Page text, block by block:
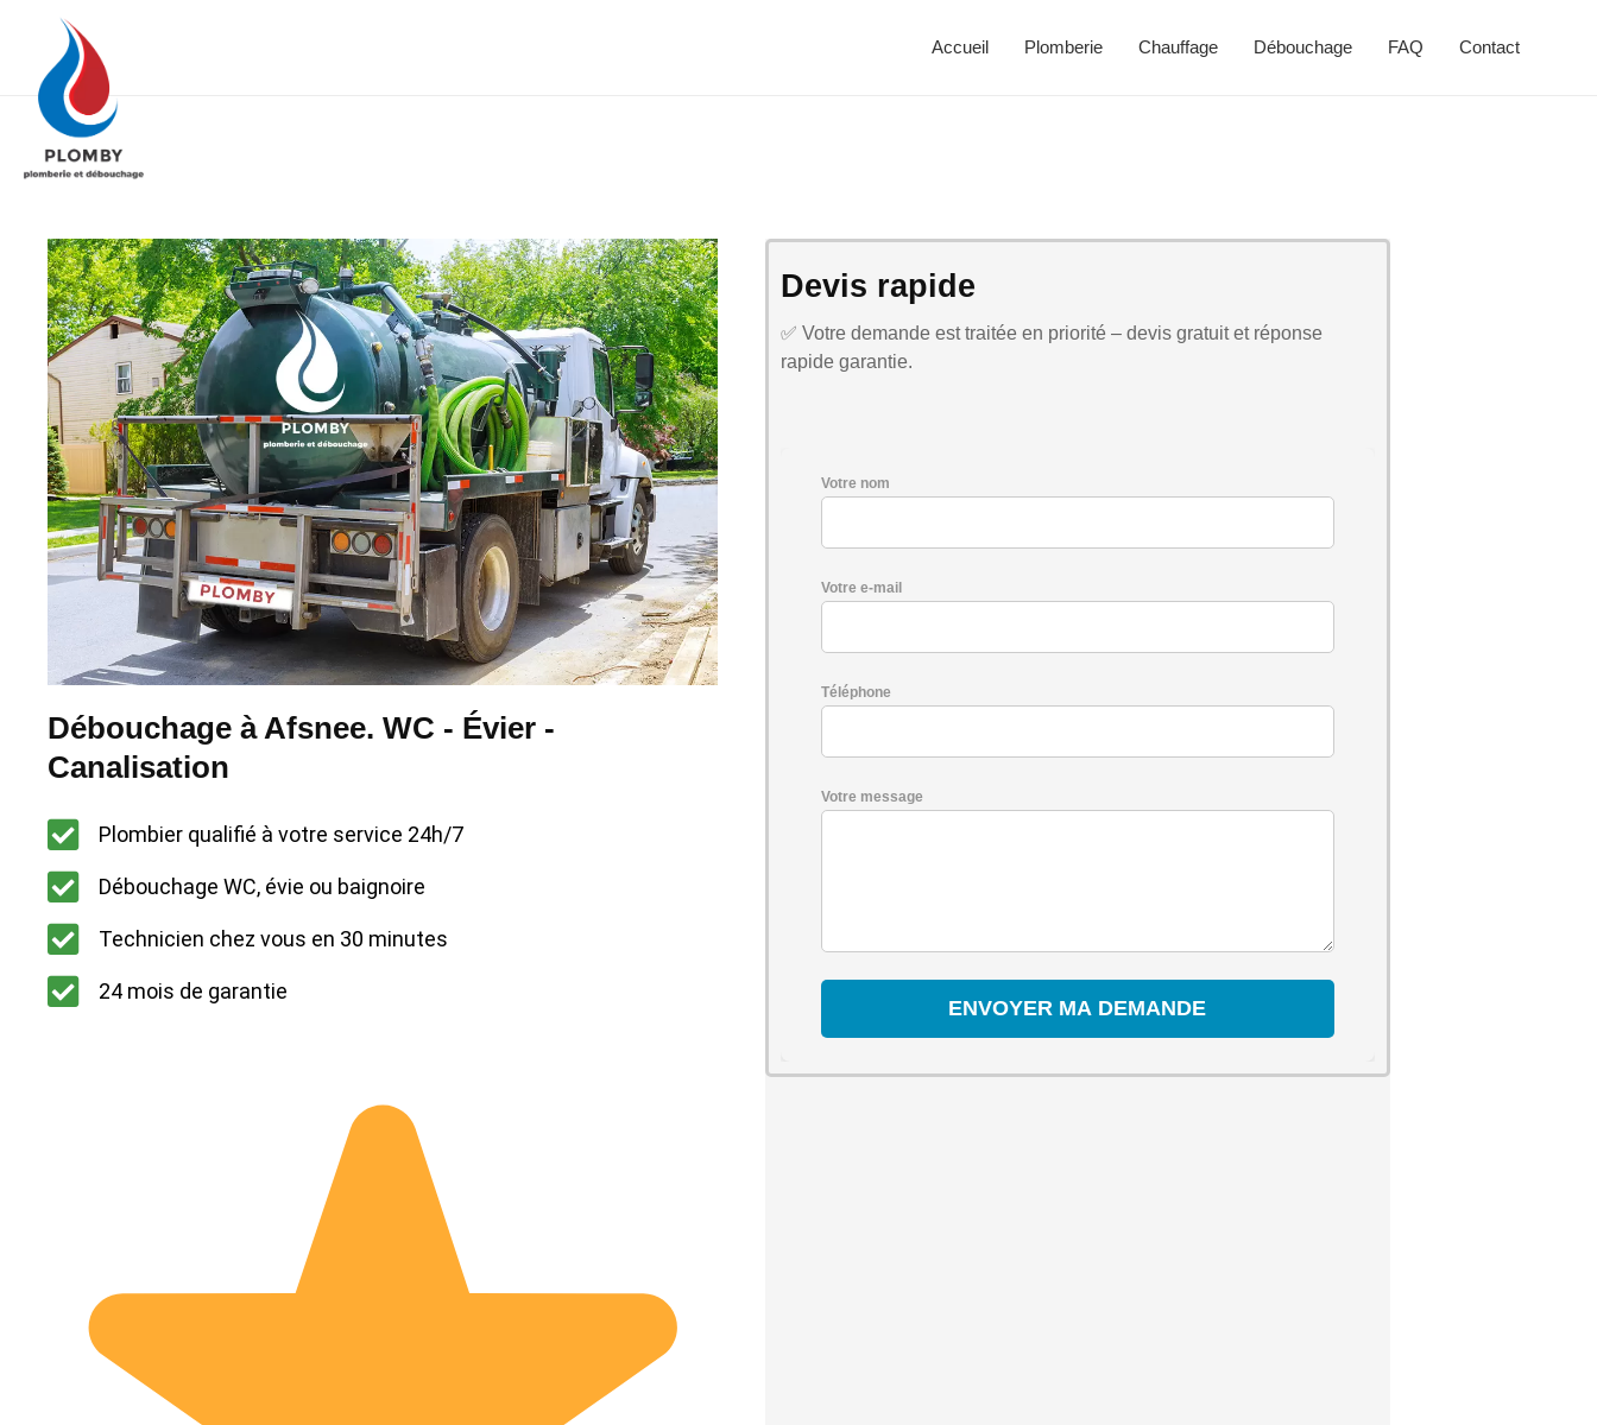
Accueil Plomberie Chauffage Débouchage FAQ Contact
Débouchage à Afsnee. WC - Évier -
Canalisation
Plombier qualifié à votre service 24h/7
Débouchage WC, évie ou baignoire
Technicien chez vous en 30 minutes
24 mois de garantie
Devis rapide
✅ Votre demande est traitée en priorité – devis gratuit et réponse
rapide garantie.
Votre nom
Votre e-mail
Téléphone
Votre message